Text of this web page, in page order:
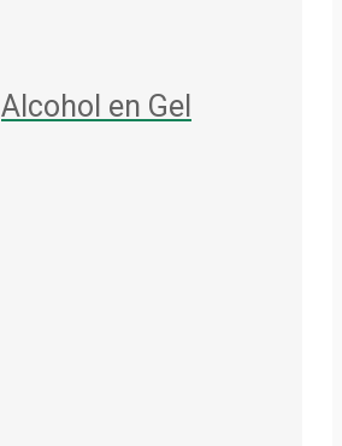
Alcohol en Gel